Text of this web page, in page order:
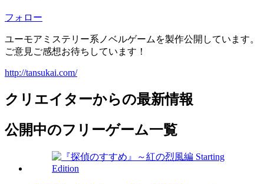
フォロー
ユーモアミステリー系ノベルゲームを製作公開しています。
ご意見ご感想お待ちしています！
http://tansukai.com/
クリエイターからの最新情報
公開中のフリーゲーム一覧